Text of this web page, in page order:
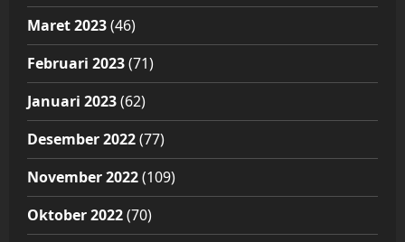
Maret 2023(46)
Februari 2023(71)
Januari 2023(62)
Desember 2022(77)
November 2022(109)
Oktober 2022(70)